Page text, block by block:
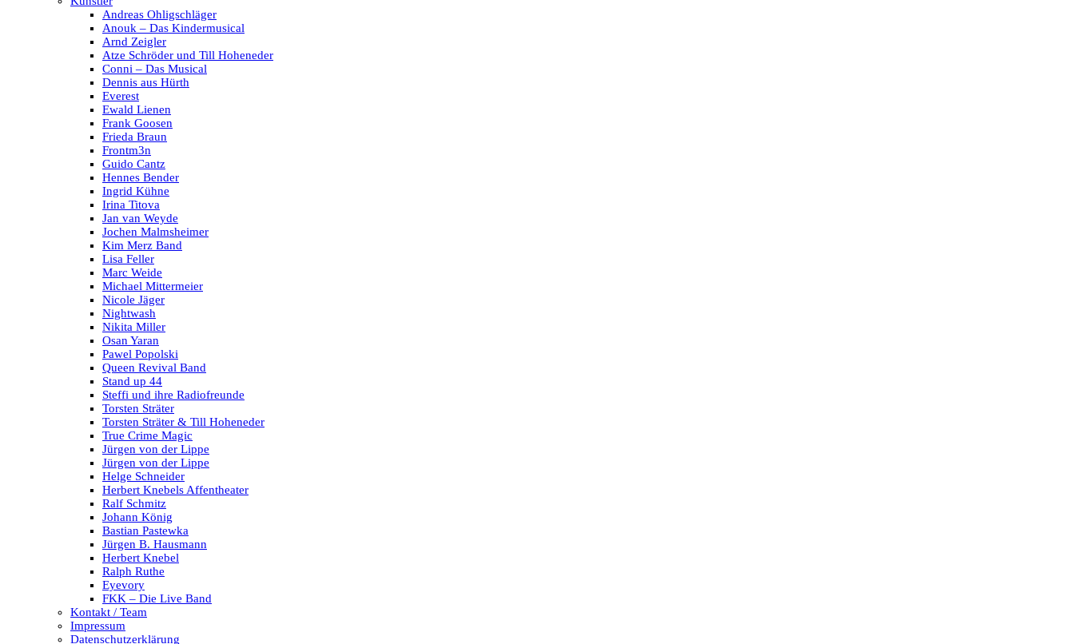
Andreas Ohligschläger
Anouk – Das Kindermusical
Arnd Zeigler
Atze Schröder und Till Hoheneder
Conni – Das Musical
Dennis aus Hürth
Everest
Ewald Lienen
Frank Goosen
Frieda Braun
Frontm3n
Guido Cantz
Hennes Bender
Ingrid Kühne
Irina Titova
Jan van Weyde
Jochen Malmsheimer
Kim Merz Band
Lisa Feller
Marc Weide
Michael Mittermeier
Nicole Jäger
Nightwash
Nikita Miller
Osan Yaran
Pawel Popolski
Queen Revival Band
Stand up 44
Steffi und ihre Radiofreunde
Torsten Sträter
Torsten Sträter & Till Hoheneder
True Crime Magic
Jürgen von der Lippe
Jürgen von der Lippe
Helge Schneider
Herbert Knebels Affentheater
Ralf Schmitz
Johann König
Bastian Pastewka
Jürgen B. Hausmann
Herbert Knebel
Ralph Ruthe
Eyevory
FKK – Die Live Band
Kontakt / Team
Impressum
Datenschutzerklärung